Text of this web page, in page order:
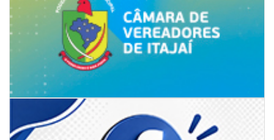
06/08/2026 | 18:28
Ciclone-bomba se forma sobre o oceano, mas Santa Catarina terá
impactos provocados pela frente fria e pelo vento Sul